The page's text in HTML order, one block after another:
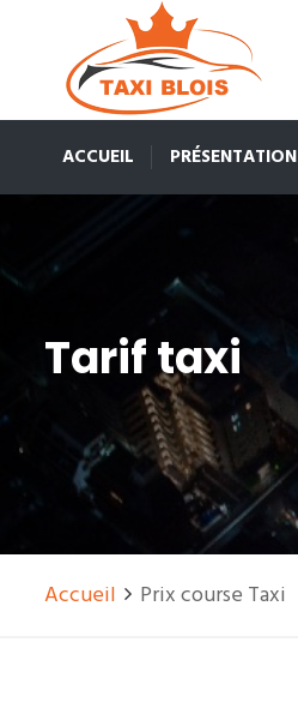
ACCUEIL PRÉSENTATION
Tarif taxi
Accueil Prix course Taxi